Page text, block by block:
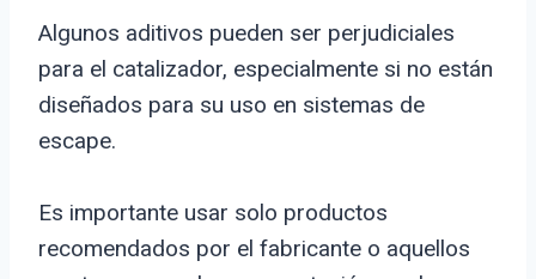
Algunos aditivos pueden ser perjudiciales
para el catalizador, especialmente si no están
diseñados para su uso en sistemas de
escape.
Es importante usar solo productos
recomendados por el fabricante o aquellos